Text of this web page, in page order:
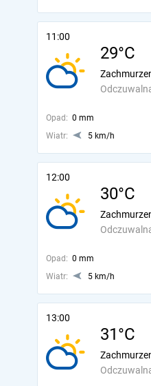
11:00
29°C
Opad: 0 mm
Wiatr:
5 km/h
12:00
30°C
Opad: 0 mm
Wiatr:
5 km/h
13:00
31°C